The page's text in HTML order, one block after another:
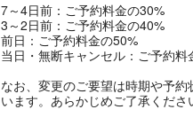
7～4日前：ご予約料金の30%
3～2日前：ご予約料金の40%
前日：ご予約料金の50%
当日・無断キャンセル：ご予約料
なお、変更のご要望は時期や予
います。あらかじめご了承くださ